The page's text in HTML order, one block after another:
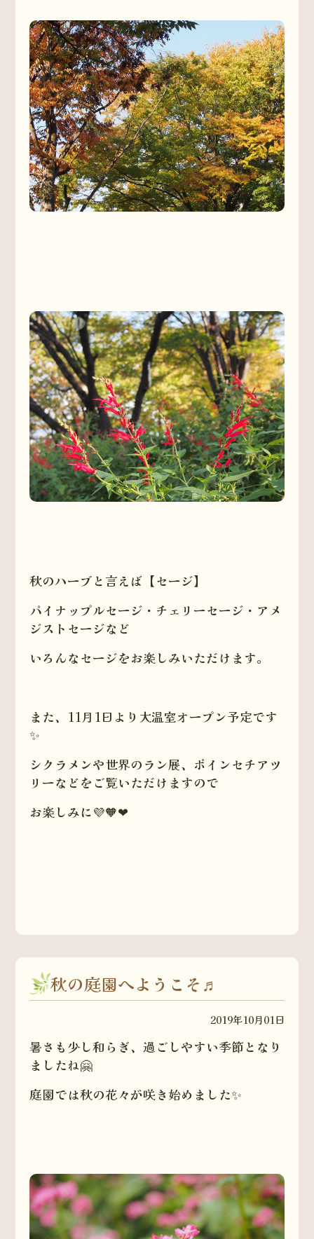
秋のハーブと言えば【セージ】
パイナップルセージ・チェリーセージ・アメ
ジストセージなど
いろんなセージをお楽しみいただけます。
また、11月1日より大温室オープン予定です
✨
シクラメンや世界のラン展、ポインセチアツ
リーなどをご覧いただけますので
お楽しみに💜🧡❤
秋の庭園へようこそ♬
2019年10月01日
暑さも少し和らぎ、過ごしやすい季節となり
ましたね🤗
庭園では秋の花々が咲き始めました✨